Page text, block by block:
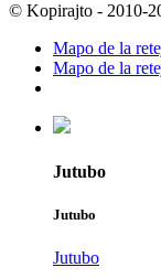
© Kopirajto - 2010-
Mapo de la
Mapo de la
Jutubo
Jutubo
Jutubo